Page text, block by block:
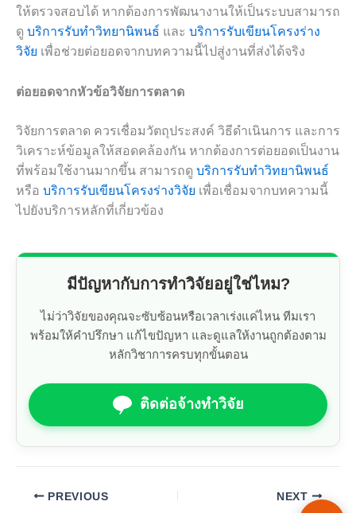
ให้ตรวจสอบได้ หากต้องการพัฒนางานให้เป็นระบบสามารถ
ดู บริการรับทำวิทยานิพนธ์ และ บริการรับเขียนโครงร่าง
วิจัย เพื่อช่วยต่อยอดจากบทความนี้ไปสู่งานที่ส่งได้จริง
ต่อยอดจากหัวข้อวิจัยการตลาด
วิจัยการตลาด ควรเชื่อมวัตถุประสงค์ วิธีดำเนินการ และการ
วิเคราะห์ข้อมูลให้สอดคล้องกัน หากต้องการต่อยอดเป็นงาน
ที่พร้อมใช้งานมากขึ้น สามารถดู บริการรับทำวิทยานิพนธ์
หรือ บริการรับเขียนโครงร่างวิจัย เพื่อเชื่อมจากบทความนี้
ไปยังบริการหลักที่เกี่ยวข้อง
มีปัญหากับการทำวิจัยอยู่ใช่ไหม?
ไม่ว่าวิจัยของคุณจะซับซ้อนหรือเวลาเร่งแค่ไหน ทีมเรา
พร้อมให้คำปรึกษา แก้ไขปัญหา และดูแลให้งานถูกต้องตาม
หลักวิชาการครบทุกขั้นตอน
ติดต่อจ้างทำวิจัย
PREVIOUS NEXT